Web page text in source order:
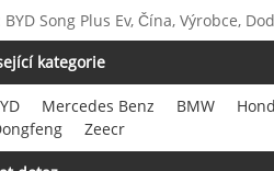
BYD Song Plus Ev, Čína, Výrobce,
kategorie
Mercedes Benz BMW
Zeecr